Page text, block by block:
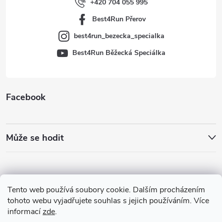
Tento web používá soubory cookie. Dalším procházením
tohoto webu vyjadřujete souhlas s jejich používáním. Více
informacízde.
Facebook
Může se hodit
+420 704 055 995
Best4Run Přerov
best4run_bezecka_specialka
Best4Run Běžecká Speciálka